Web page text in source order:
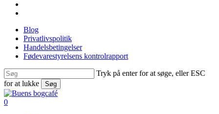
Blog
Privatlivspolitik
Handelsbetingelser
Fødevarestyrelsens kontrolrapport
Tryk på enter for at søge, eller ESC
for at lukke
Søg
Close
Search
search
0